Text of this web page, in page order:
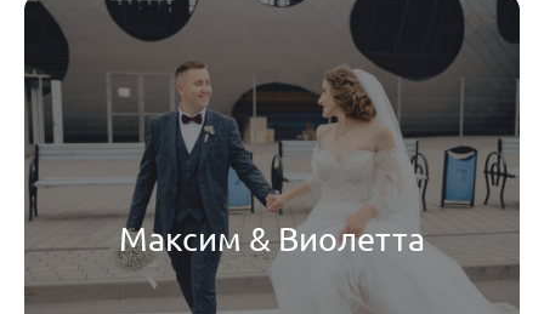
Максим & Виолетта